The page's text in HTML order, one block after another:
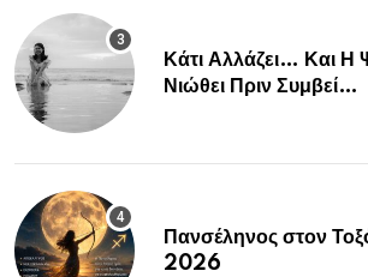
Κάτι Αλλάζει… Και Η
Νιώθει Πριν Συμβεί…
Πανσέληνος στον
2026